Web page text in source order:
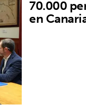
70.000
en